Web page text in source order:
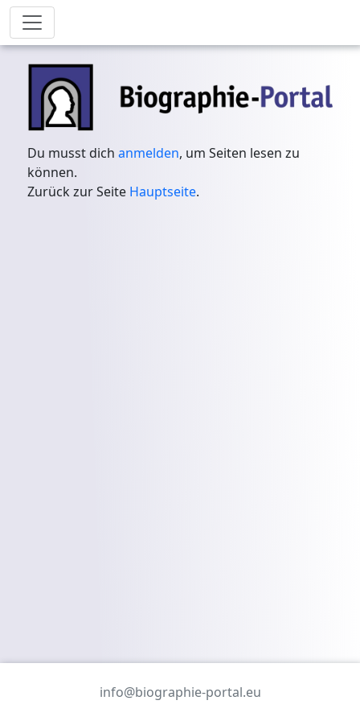
Du musst dichanmelden, um Seiten lesen zu
können.
Zurück zur Seite Hauptseite.
info@biographie-portal.eu